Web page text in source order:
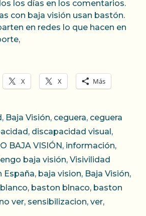
los días en los comentarios.
con baja visión usan bastón.
en redes lo que hacen en
X X Más
, Baja Visión, ceguera, ceguera
, discapacidad visual ,
BAJA VISIÓN , información,
baja visión, Visivilidad
España, baja vision, Baja Visión,
, baston blnaco, baston
no ver, sensibilizacion, ver,